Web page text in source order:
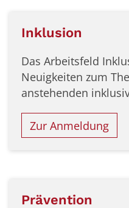
Inklusion
Das Arbeitsfeld
Neuigkeiten zum
anstehenden
Zur Anmeldung
Prävention